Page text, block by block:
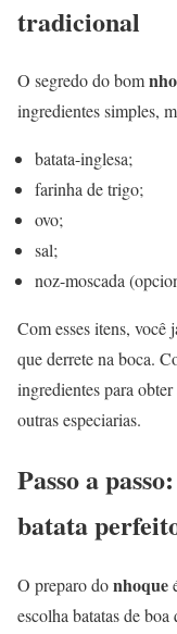
tradicional
O segredo do bom
ingredientes simples,
batata-inglesa;
farinha de trigo;
ovo;
sal;
noz-moscada
Com esses itens, você
que derrete na boca.
ingredientes para
outras especiarias.
Passo a
batata
O preparo donhoque
escolha batatas de